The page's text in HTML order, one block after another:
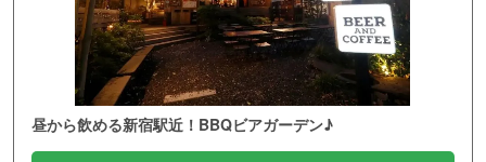
昼から飲める新宿駅近！BBQビアガーデン♪